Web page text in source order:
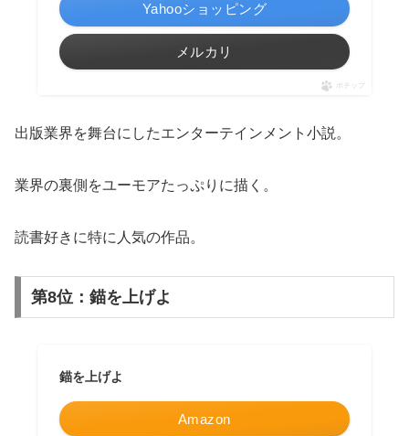
Yahooショッピング
メルカリ
ポチップ
出版業界を舞台にしたエンターテインメント小説。
業界の裏側をユーモアたっぷりに描く。
読書好きに特に人気の作品。
第8位：錨を上げよ
錨を上げよ
Amazon